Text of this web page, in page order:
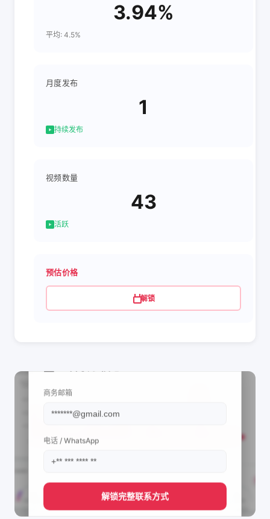
3.94%
平均: 4.5%
月度发布
1
持续发布
视频数量
43
活跃
预估价格
解锁
商务邮箱
电话 / WhatsApp
解锁完整联系方式